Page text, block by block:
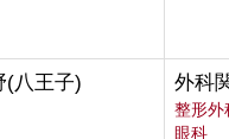
(八王子) 外科
整形外
眼科